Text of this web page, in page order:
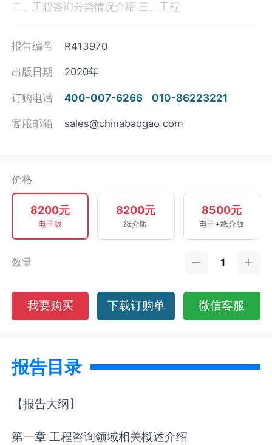
二、工程咨询分类情况介绍 三、工程
报告编号 R413970
出版日期 2020年
订购电话 400-007-6266 010-86223221
客服邮箱 sales@chinabaogao.com
价格
8200元
电子版
8200元
纸介版
8500元
电子+纸介版
数量
我要购买 下载订购单 微信客服
报告目录
【报告大纲】
第一章 工程咨询领域相关概述介绍